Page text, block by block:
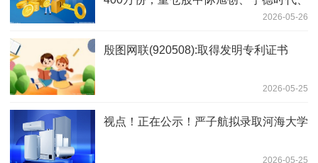
2026-05-26
殷图网联(920508):取得发明专利证书
2026-05-25
视点！正在公示！严子航拟录取河海大学
2026-05-25